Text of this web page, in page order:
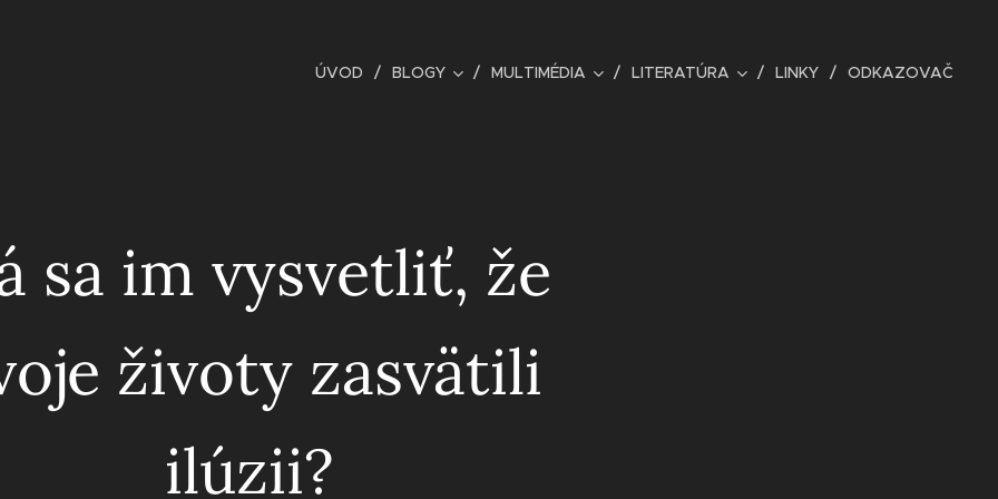
ÚVOD BLOGY MULTIMÉDIA LITERATÚRA LINKY ODKAZOVAČ
sa im vysvetliť, že
životy zasvätili
ilúzii?